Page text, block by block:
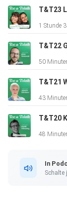
Demokratie ist.
voller Mut
Unterstützung :)
Spende jetzt!
Bleibt immer
1 Stunde
50
T&T21
43
T&T20
48
In
Schalte